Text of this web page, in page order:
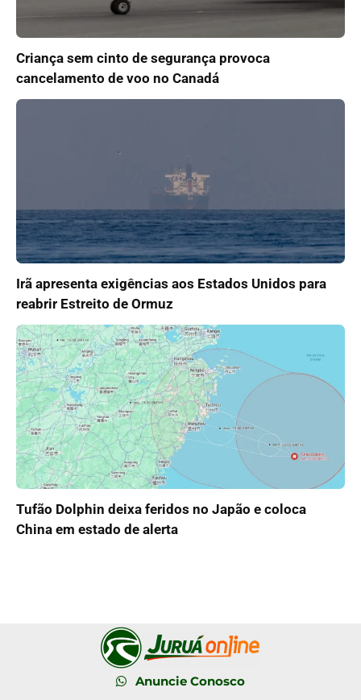
Criança sem cinto de segurança provoca
cancelamento de voo no Canadá
Irã apresenta exigências aos Estados Unidos para
reabrir Estreito de Ormuz
Tufão Dolphin deixa feridos no Japão e coloca
China em estado de alerta
Anuncie Conosco